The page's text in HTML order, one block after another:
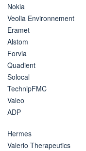
Nokia
Veolia Environnement
Eramet
Alstom
Forvia
Quadient
Solocal
TechnipFMC
Valeo
ADP
Hermes
Valerio Therapeutics